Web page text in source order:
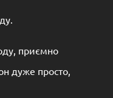
приємно
дуже просто,